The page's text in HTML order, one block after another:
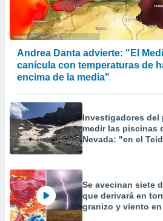
crear un
uso de
contenido
el
de
o a través
de
de
de
uso de
Andrea Danta advierte: "El
canícula con temperaturas de
encima de la media"
Investigadores del
medir las piscinas
Nevada: "en el
Se avecinan siete
que derivará en
granizo y viento